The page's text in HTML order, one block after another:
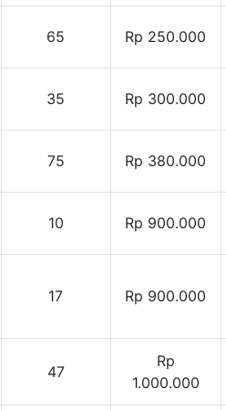
65 Rp 250.000
35 Rp 300.000
75 Rp 380.000
10 Rp 900.000
17 Rp 900.000
47
Rp
1.000.000